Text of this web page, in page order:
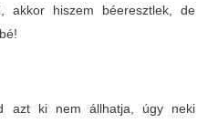
hiszem béeresztlek, de
azt ki nem állhatja, úgy neki